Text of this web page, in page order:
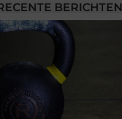
BERICHTEN